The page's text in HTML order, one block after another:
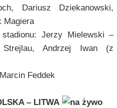
Dariusz Dziekanowski,
Magiera
Jerzy Mielewski –
Strejlau, Andrzej Iwan (z
Feddek
– LITWA